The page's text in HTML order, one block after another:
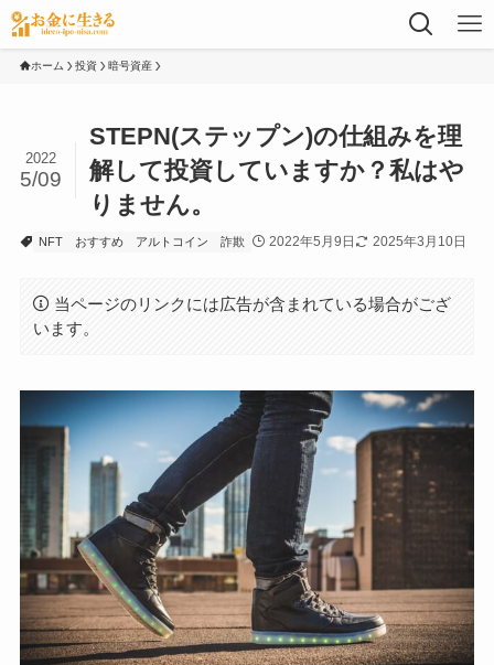
ホーム 投資 暗号資産
STEPN(ステップン)の仕組みを理
解して投資していますか？私はや
りません。
2022
5/09
NFT おすすめ アルトコイン 詐欺 2022年5月9日 2025年3月10日
当ページのリンクには広告が含まれている場合がござ
います。